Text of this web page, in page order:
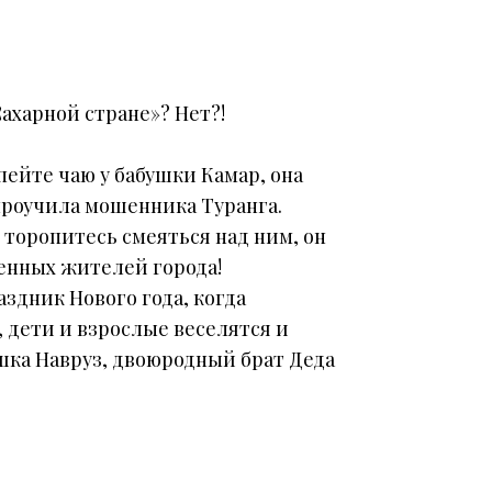
стране»? Нет?!
чаю у бабушки Камар, она
мошенника Туранга.
смеяться над ним, он
жителей города!
Нового года, когда
и взрослые веселятся и
Навруз, двоюродный брат Деда